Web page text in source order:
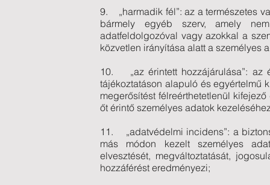
9. „harmadik fél”: az a természetes
bármely egyéb szerv, amely
adatfeldolgozóval vagy azokkal a
közvetlen irányítása alatt a személyes
10. „az érintett hozzájárulása”: az
tájékoztatáson alapuló és egyértelmű
megerősítést félreérthetetlenül
őt érintő személyes adatok
11. „adatvédelmi incidens”: a
más módon kezelt személyes
elvesztését, megváltoztatását,
hozzáférést eredményezi;